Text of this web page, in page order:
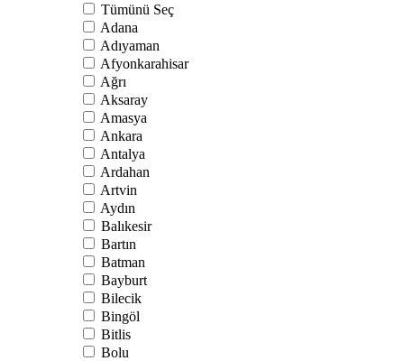
Tümünü Seç
Adana
Adıyaman
Afyonkarahisar
Ağrı
Aksaray
Amasya
Ankara
Antalya
Ardahan
Artvin
Aydın
Balıkesir
Bartın
Batman
Bayburt
Bilecik
Bingöl
Bitlis
Bolu